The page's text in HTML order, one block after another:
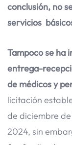
conclusión, no
servicios
Tampoco se ha
entrega-
de médicos y
licitación
de diciembre
2024, sin